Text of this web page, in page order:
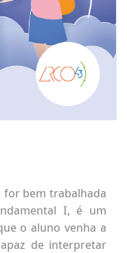
for bem trabalhada
I, é um
o aluno venha a
de interpretar